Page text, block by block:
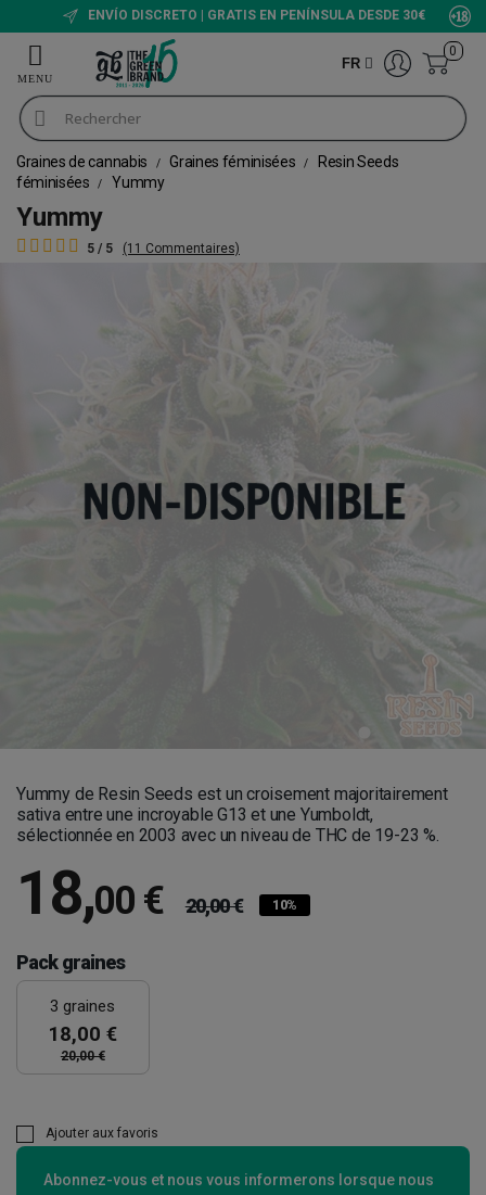
ENVÍO DISCRETO | GRATIS EN PENÍNSULA DESDE 30€
FR
0
Graines de cannabis Graines féminisées
Resin Seeds
féminisées
Yummy
Yummy
5 / 5 (11 Commentaires)
Yummy de Resin Seeds est un croisement majoritairement
sativa entre une incroyable G13 et une Yumboldt,
sélectionnée en 2003 avec un niveau de THC de 19-23 %.
18,00 € 20,00 € 10%
Pack graines
3 graines
18,00 €
20,00 €
Ajouter aux favoris
Abonnez-vous et nous vous informerons lorsque nous